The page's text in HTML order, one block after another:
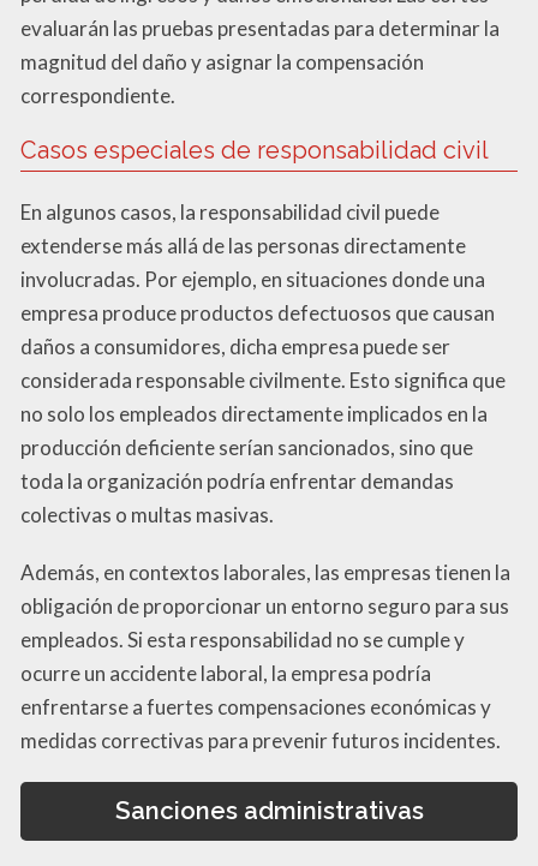
evaluarán las pruebas presentadas para determinar la
magnitud del daño y asignar la compensación
correspondiente.
Casos especiales de responsabilidad civil
En algunos casos, la responsabilidad civil puede
extenderse más allá de las personas directamente
involucradas. Por ejemplo, en situaciones donde una
empresa produce productos defectuosos que causan
daños a consumidores, dicha empresa puede ser
considerada responsable civilmente. Esto significa que
no solo los empleados directamente implicados en la
producción deficiente serían sancionados, sino que
toda la organización podría enfrentar demandas
colectivas o multas masivas.
Además, en contextos laborales, las empresas tienen la
obligación de proporcionar un entorno seguro para sus
empleados. Si esta responsabilidad no se cumple y
ocurre un accidente laboral, la empresa podría
enfrentarse a fuertes compensaciones económicas y
medidas correctivas para prevenir futuros incidentes.
Sanciones administrativas